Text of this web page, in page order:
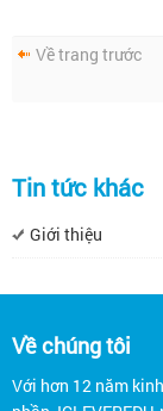
Về trang trước
Tin tức khác
Giới thiệu
Về chúng tôi
Với hơn 12 năm